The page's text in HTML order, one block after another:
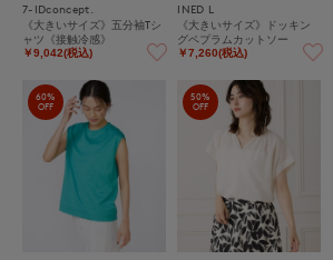
7-IDconcept.
《大きいサイズ》五分袖Tシ
ャツ《接触冷感》
￥9,042(税込)
INED L
《大きいサイズ》ドッキン
グペプラムカットソー
￥7,260(税込)
60%
OFF
50%
OFF